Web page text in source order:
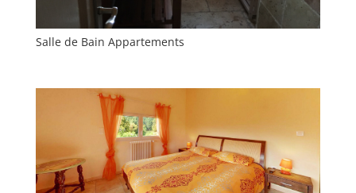
Salle de Bain Appartements